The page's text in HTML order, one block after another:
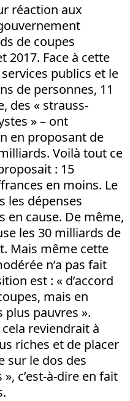
réaction aux
de coupes
2017. Face à cette
publics et le
de personnes, 11
des « strauss-
» – ont
en proposant de
Voilà tout ce
: 15
en moins. Le
les dépenses
en cause. De même,
les 30 milliards de
Mais même cette
n’a pas fait
est : « d’accord
mais en
plus pauvres ».
reviendrait à
riches et de placer
sur le dos des
c’est-à-dire en fait